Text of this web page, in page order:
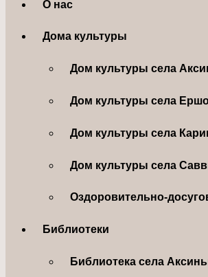
О нас
Дома культуры
Дом культуры села
Дом культуры села
Дом культуры села
Дом культуры села
Оздоровительно-
Библиотеки
Библиотека села